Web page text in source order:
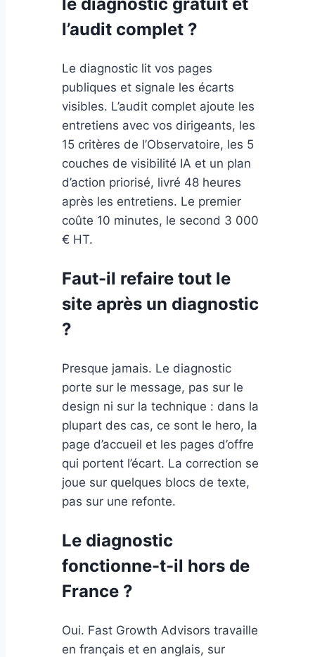
l’audit complet ?
Le diagnostic lit vos pages
publiques et signale les écarts
visibles. L’audit complet ajoute les
entretiens avec vos dirigeants, les
15 critères de l’Observatoire, les 5
couches de visibilité IA et un plan
d’action priorisé, livré 48 heures
après les entretiens. Le premier
coûte 10 minutes, le second 3 000
€ HT.
Faut-il refaire tout le
site après un diagnostic
?
Presque jamais. Le diagnostic
porte sur le message, pas sur le
design ni sur la technique : dans la
plupart des cas, ce sont le hero, la
page d’accueil et les pages d’offre
qui portent l’écart. La correction se
joue sur quelques blocs de texte,
pas sur une refonte.
Le diagnostic
fonctionne-t-il hors de
France ?
Oui. Fast Growth Advisors travaille
en français et en anglais, sur